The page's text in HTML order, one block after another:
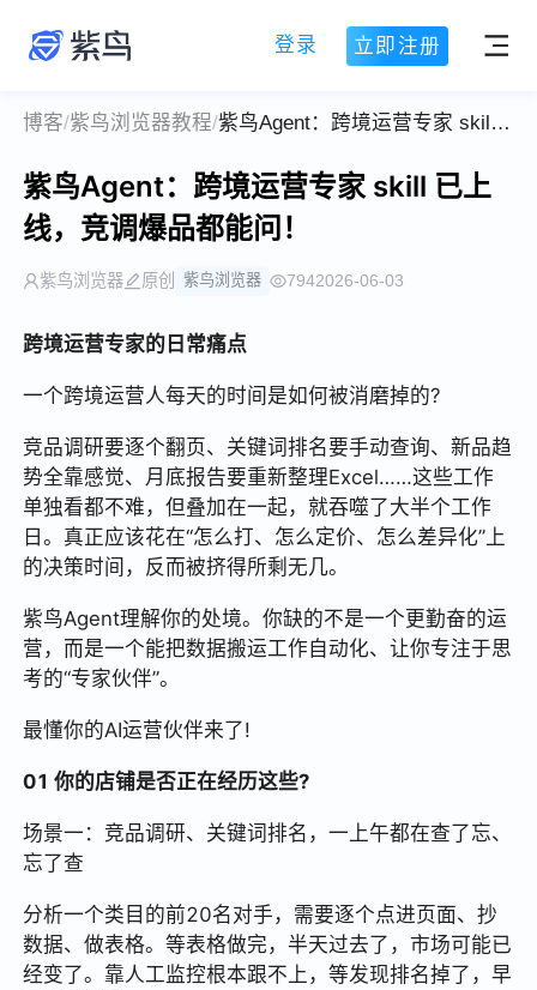
登录 立即注册
博客/紫鸟浏览器教程/ 紫鸟Agent：跨境运营专家 skill 已上线，竞调爆品都能问！
紫鸟Agent：跨境运营专家 skill 已上
线，竞调爆品都能问！
紫鸟浏览器 原创 紫鸟浏览器 7942026-06-03
跨境运营专家的日常痛点
一个跨境运营人每天的时间是如何被消磨掉的?
竞品调研要逐个翻页、关键词排名要手动查询、新品趋
势全靠感觉、月底报告要重新整理Excel……这些工作
单独看都不难，但叠加在一起，就吞噬了大半个工作
日。真正应该花在“怎么打、怎么定价、怎么差异化”上
的决策时间，反而被挤得所剩无几。
紫鸟Agent理解你的处境。你缺的不是一个更勤奋的运
营，而是一个能把数据搬运工作自动化、让你专注于思
考的“专家伙伴”。
最懂你的AI运营伙伴来了!
01 你的店铺是否正在经历这些?
场景一：竞品调研、关键词排名，一上午都在查了忘、
忘了查
分析一个类目的前20名对手，需要逐个点进页面、抄
数据、做表格。等表格做完，半天过去了，市场可能已
经变了。靠人工监控根本跟不上，等发现排名掉了，早